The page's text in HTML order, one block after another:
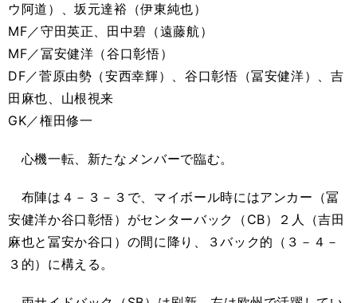
ウ阿道）、坂元達裕（伊東純也）
MF／守田英正、田中碧（遠藤航）
MF／冨安健洋（谷口彰悟）
DF／菅原由勢（安西幸輝）、谷口彰悟（冨安健洋）、吉
田麻也、山根視来
GK／権田修一
心機一転、新たなメンバーで臨む。
布陣は４－３－３で、マイボール時にはアンカー（冨
安健洋か谷口彰悟）がセンターバック（CB）２人（吉田
麻也と冨安か谷口）の間に降り、３バック的（３－４－
３的）に構える。